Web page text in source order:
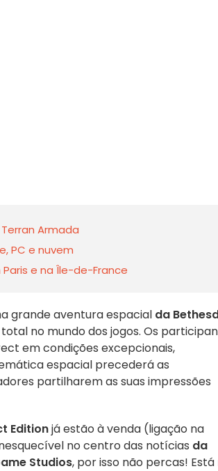
Armada
PC e nuvem
e na Île-de-France
grande aventura espacial da
no mundo dos jogos. Os
em condições excepcionais,
espacial precederá as
partilharem as suas impressões
Editionjá estão à venda (ligação na
no centro das notícias da
Studios, por isso não percas! Está